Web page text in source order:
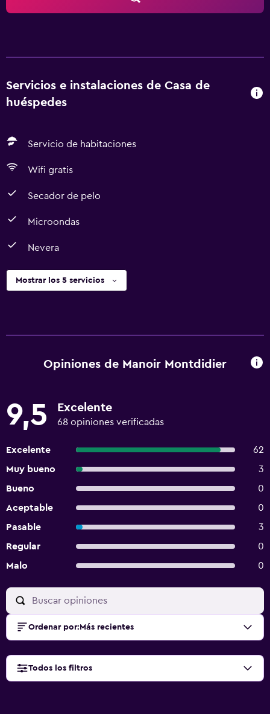
Servicios e instalaciones de Casa de
huéspedes
Servicio de habitaciones
Wifi gratis
Secador de pelo
Microondas
Nevera
Mostrar los 5 servicios
Opiniones de Manoir Montdidier
9,5 Excelente
68 opiniones verificadas
Excelente
62
Muy bueno
3
Bueno
0
Aceptable
0
Pasable
3
Regular
0
Malo
0
Ordenar por: Más recientes
Todos los filtros